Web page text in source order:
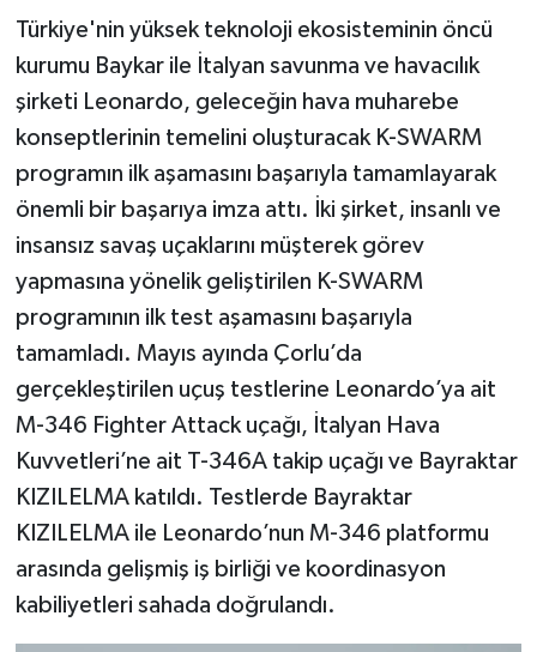
Türkiye'nin yüksek teknoloji ekosisteminin öncü
kurumu Baykar ile İtalyan savunma ve havacılık
şirketi Leonardo, geleceğin hava muharebe
konseptlerinin temelini oluşturacak K-SWARM
programın ilk aşamasını başarıyla tamamlayarak
önemli bir başarıya imza attı. İki şirket, insanlı ve
insansız savaş uçaklarını müşterek görev
yapmasına yönelik geliştirilen K-SWARM
programının ilk test aşamasını başarıyla
tamamladı. Mayıs ayında Çorlu’da
gerçekleştirilen uçuş testlerine Leonardo’ya ait
M-346 Fighter Attack uçağı, İtalyan Hava
Kuvvetleri’ne ait T-346A takip uçağı ve Bayraktar
KIZILELMA katıldı. Testlerde Bayraktar
KIZILELMA ile Leonardo’nun M-346 platformu
arasında gelişmiş iş birliği ve koordinasyon
kabiliyetleri sahada doğrulandı.